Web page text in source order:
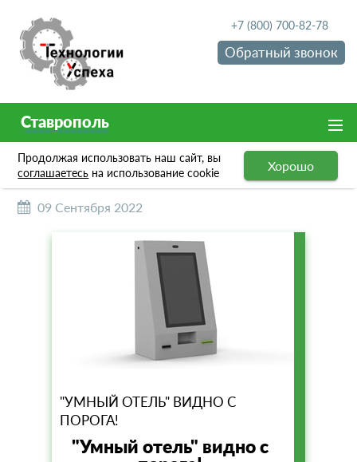
+7 (800) 700-82-78
Обратный звонок
Ставрополь
Продолжая использовать наш сайт, вы
соглашаетесь на использование cookie Хорошо
НОВОСТИ
09 Сентября 2022
"УМНЫЙ ОТЕЛЬ" ВИДНО С
ПОРОГА!
"Умный отель" видно с